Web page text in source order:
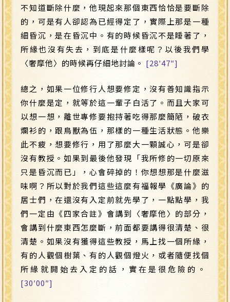
不知道斷除什麼，他現起來那個東西恰恰是要斷除
的，可是有人卻認為已經得定了，實際上那是一種
細昏沉，是在昏沉中。有的時候昏沉不是睡著了，
所緣也沒有失去，到底是什麼樣呢？以後我們學
〈奢摩他〉的時候再仔細地討論。 [28′47″]
總之，如果一位修行人想要修定，沒有善知識指示
你什麼是定，就等於這一輩子白活了。而且大家可
以想一想，離世專修要抱持著吃得那麼簡陋，破衣
爛衫的，跟鳥獸為伍，那樣的一種生活狀態。他樂
此不疲，想要修行，用了那麼大一顆誠心，可是卻
沒有教授。如果到最後他發現「我所修的一切原來
只是昏沉而已」，心會碎掉的！你想想那是什麼滋
味啊？所以對於我們這些這麼有福報學《廣論》的
居士們，在還沒有入定前就先學了，一點點學，我
們一定由《四家合註》會講到〈奢摩他〉的部分，
會講到什麼東西怎麼斷，前面都要講得很清楚、很
清楚。如果沒有獲得這些教授，馬上找一個所緣，
有的人觀個樹葉、有的人觀個燈火，或者隨便找個
所緣就開始去入定的話，實在是很危險的。
[30′00″]